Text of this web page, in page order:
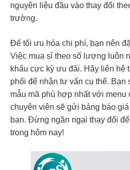
nguyên liệu đầu vào thay đổi
trường.
Để tối ưu hóa chi phí, bạn nên
Việc mua sỉ theo số lượng luôn
khấu cực kỳ ưu đãi. Hãy liên hệ
phối để nhận tư vấn cụ thể.
mẫu mã phù hợp nhất với menu
chuyên viên sẽ gửi bảng báo
bạn. Đừng ngần ngại thay đổi
trong hôm nay!